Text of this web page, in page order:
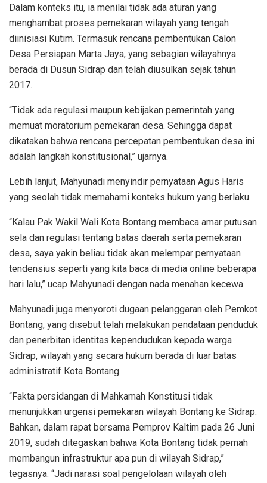
Dalam konteks itu, ia menilai tidak ada aturan yang
menghambat proses pemekaran wilayah yang tengah
diinisiasi Kutim. Termasuk rencana pembentukan Calon
Desa Persiapan Marta Jaya, yang sebagian wilayahnya
berada di Dusun Sidrap dan telah diusulkan sejak tahun
2017.
“Tidak ada regulasi maupun kebijakan pemerintah yang
memuat moratorium pemekaran desa. Sehingga dapat
dikatakan bahwa rencana percepatan pembentukan desa ini
adalah langkah konstitusional,” ujarnya.
Lebih lanjut, Mahyunadi menyindir pernyataan Agus Haris
yang seolah tidak memahami konteks hukum yang berlaku.
“Kalau Pak Wakil Wali Kota Bontang membaca amar putusan
sela dan regulasi tentang batas daerah serta pemekaran
desa, saya yakin beliau tidak akan melempar pernyataan
tendensius seperti yang kita baca di media online beberapa
hari lalu,” ucap Mahyunadi dengan nada menahan kecewa.
Mahyunadi juga menyoroti dugaan pelanggaran oleh Pemkot
Bontang, yang disebut telah melakukan pendataan penduduk
dan penerbitan identitas kependudukan kepada warga
Sidrap, wilayah yang secara hukum berada di luar batas
administratif Kota Bontang.
“Fakta persidangan di Mahkamah Konstitusi tidak
menunjukkan urgensi pemekaran wilayah Bontang ke Sidrap.
Bahkan, dalam rapat bersama Pemprov Kaltim pada 26 Juni
2019, sudah ditegaskan bahwa Kota Bontang tidak pernah
membangun infrastruktur apa pun di wilayah Sidrap,”
tegasnya. “Jadi narasi soal pengelolaan wilayah oleh